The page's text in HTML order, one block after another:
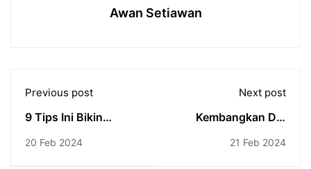
Awan Setiawan
Previous post
9 Tips Ini Bikin
20 Feb 2024
Next post
Kembangkan Diri
21 Feb 2024